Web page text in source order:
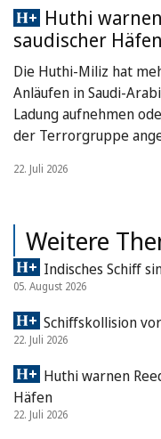
Huthi
saudischer Häfen
Die Huthi-Miliz hat
Anläufen in Saudi-
Ladung aufnehmen
der Terrorgruppe
22. Juli 2026
Weitere
Indisches Schiff
05. August 2026
Schiffskollision
22. Juli 2026
Huthi warnen
Häfen
22. Juli 2026